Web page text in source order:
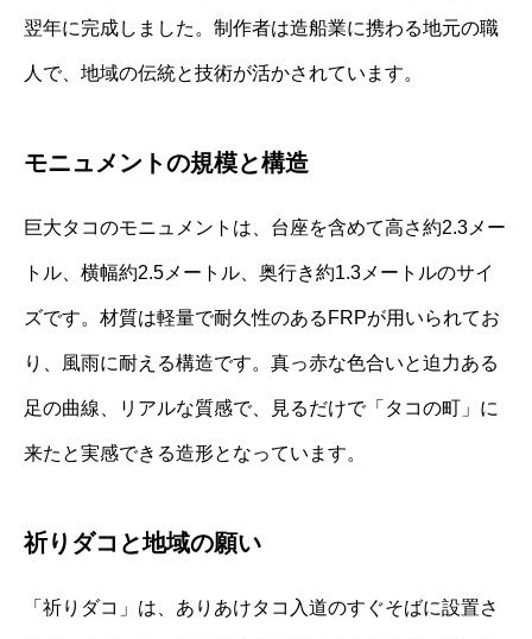
翌年に完成しました。制作者は造船業に携わる地元の職
人で、地域の伝統と技術が活かされています。
モニュメントの規模と構造
巨大タコのモニュメントは、台座を含めて高さ約2.3メー
トル、横幅約2.5メートル、奥行き約1.3メートルのサイ
ズです。材質は軽量で耐久性のあるFRPが用いられてお
り、風雨に耐える構造です。真っ赤な色合いと迫力ある
足の曲線、リアルな質感で、見るだけで「タコの町」に
来たと実感できる造形となっています。
祈りダコと地域の願い
「祈りダコ」は、ありあけタコ入道のすぐそばに設置さ